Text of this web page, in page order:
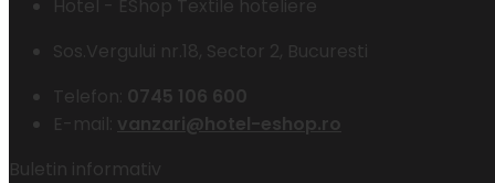
Hotel - EShop Textile hoteliere
Sos.Vergului nr.18, Sector 2, Bucuresti
Telefon: 0745 106 600
E-mail: vanzari@hotel-eshop.ro
Buletin informativ